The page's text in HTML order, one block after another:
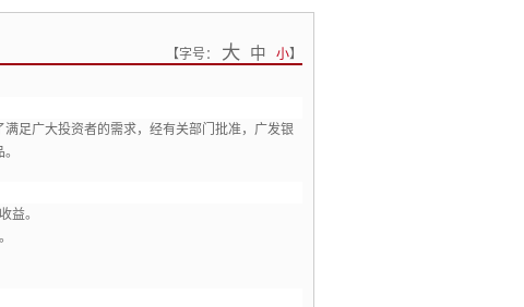
【字号： 大 中 小】
满足广大投资者的需求， 经有关部门批准， 广发银
益。